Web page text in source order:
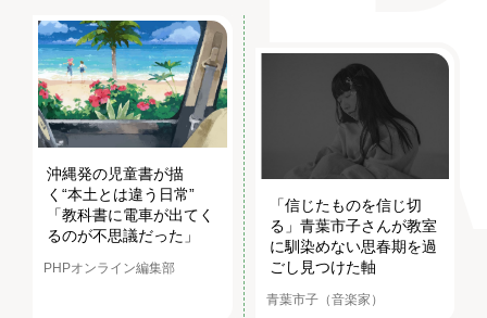
沖縄発の児童書が描
く“本土とは違う日常”
「教科書に電車が出てく
るのが不思議だった」
PHPオンライン編集部
「信じたものを信じ切
る」青葉市子さんが教室
に馴染めない思春期を過
ごし見つけた軸
青葉市子（音楽家）